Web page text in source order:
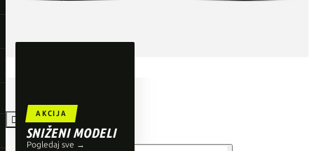
AKCIJA
SNIŽENI MODELI
Pogledaj sve →
